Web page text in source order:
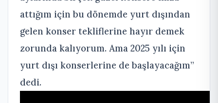
attığım için bu dönemde yurt dışından
gelen konser tekliflerine hayır demek
zorunda kalıyorum. Ama 2025 yılı için
yurt dışı konserlerine de başlayacağım”
dedi.